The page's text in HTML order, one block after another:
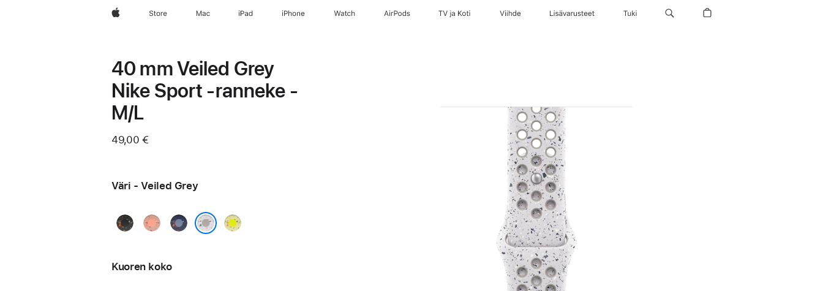
Apple Store Mac iPad iPhone Watch AirPods TV ja Koti Viihde Lisävarusteet Tuki
40 mm Veiled Grey
Nike Sport ‑ranneke -
M/L
49,00 €
Väri - Veiled Grey
MidnightAlpenglow
Blue
Ribbon
Volt
Kuoren koko